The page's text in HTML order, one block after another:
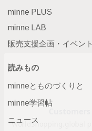
minne PLUS
minne LAB
販売支援企画・イベント
読みもの
minneとものづくりと
minne学習帖
ニュース